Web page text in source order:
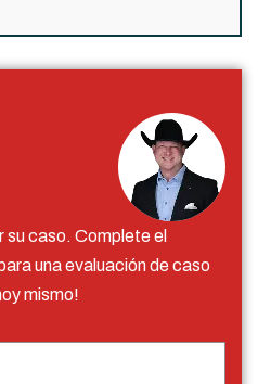
caso. Complete el
una evaluación de caso
mismo!